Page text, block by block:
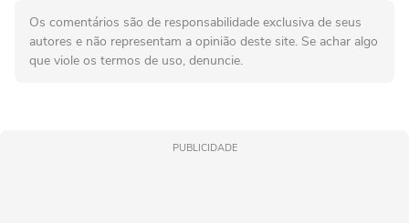
Os comentários são de responsabilidade exclusiva de seus
autores e não representam a opinião deste site. Se achar algo
que viole os termos de uso, denuncie.
PUBLICIDADE